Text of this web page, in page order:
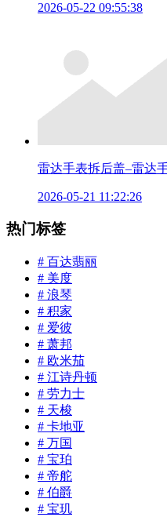
2026-05-22 09:55:38
雷达手表拆后盖–雷达
2026-05-21 11:22:26
热门标签
# 百达翡丽
# 美度
# 浪琴
# 积家
# 爱彼
# 萧邦
# 欧米茄
# 江诗丹顿
# 劳力士
# 天梭
# 卡地亚
# 万国
# 宝珀
# 帝舵
# 伯爵
# 宝玑